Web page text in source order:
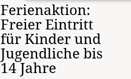
Ferienaktion:
Freier Eintritt
für Kinder und
Jugendliche bis
14 Jahre